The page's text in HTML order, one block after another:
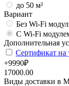
до 50 м²
Вариант
Без Wi-Fi
С Wi-Fi
Дополнительная
Сертификат на
+9990₽
17000.00
Виды доставки в